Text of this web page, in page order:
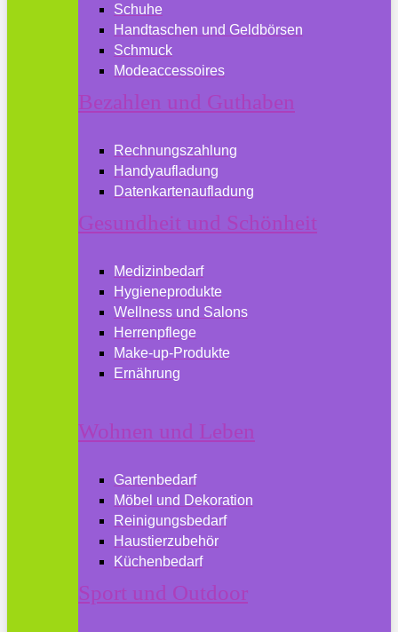
Schuhe
Handtaschen und Geldbörsen
Schmuck
Modeaccessoires
Bezahlen und Guthaben
Rechnungszahlung
Handyaufladung
Datenkartenaufladung
Gesundheit und Schönheit
Medizinbedarf
Hygieneprodukte
Wellness und Salons
Herrenpflege
Make-up-Produkte
Ernährung
Wohnen und Leben
Gartenbedarf
Möbel und Dekoration
Reinigungsbedarf
Haustierzubehör
Küchenbedarf
Sport und Outdoor